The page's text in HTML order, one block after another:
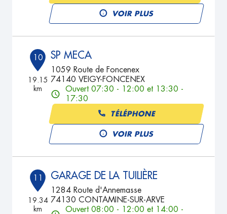
VOIR PLUS
10
19.15
km
SP MECA
1059 Route de Foncenex
74140 VEIGY-FONCENEX
Ouvert 07:30 - 12:00 et 13:30 -
17:30
TÉLÉPHONE
VOIR PLUS
11
19.34
km
GARAGE DE LA TUILIÈRE
1284 Route d'Annemasse
74130 CONTAMINE-SUR-ARVE
Ouvert 08:00 - 12:00 et 14:00 -